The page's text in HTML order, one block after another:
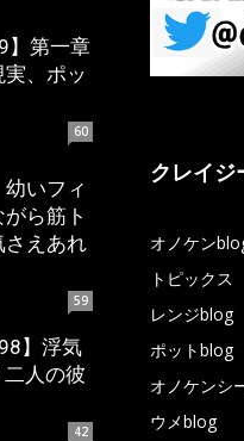
】第一章
、ポッ
60
いフィ
ら筋ト
さえあれ
59
】浮気
人の彼
42
クレイジ
オノケン
トピックス
レンジblog
ポットblog
オノケンシ
ウメblog